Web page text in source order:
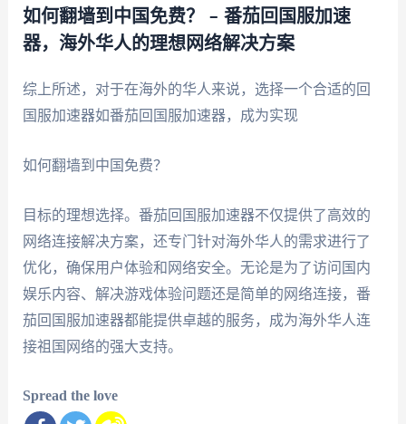
如何翻墙到中国免费？ – 番茄回国服加速
器，海外华人的理想网络解决方案
综上所述，对于在海外的华人来说，选择一个合适的回
国服加速器如番茄回国服加速器，成为实现
如何翻墙到中国免费？
目标的理想选择。番茄回国服加速器不仅提供了高效的
网络连接解决方案，还专门针对海外华人的需求进行了
优化，确保用户体验和网络安全。无论是为了访问国内
娱乐内容、解决游戏体验问题还是简单的网络连接，番
茄回国服加速器都能提供卓越的服务，成为海外华人连
接祖国网络的强大支持。
Spread the love